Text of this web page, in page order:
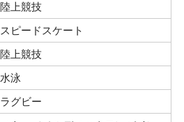
陸上競技
スピードスケート
陸上競技
水泳
ラグビー